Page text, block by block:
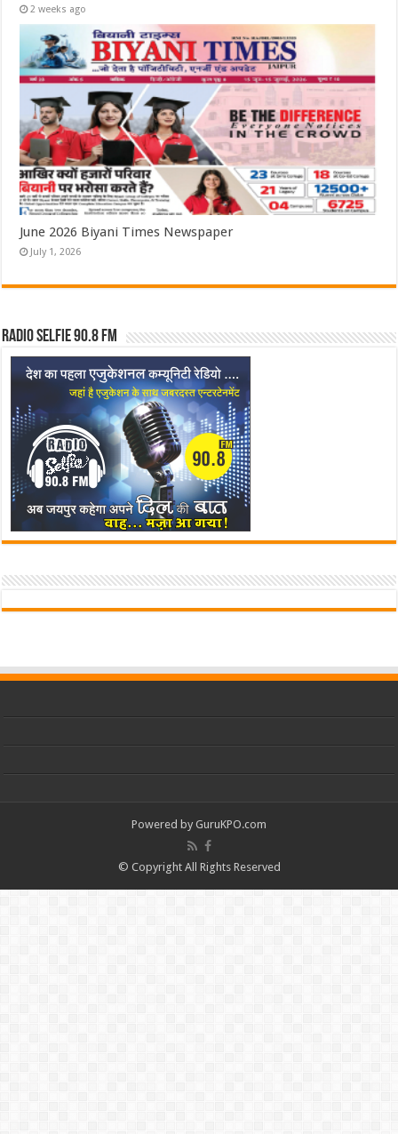
2 weeks ago
June 2026 Biyani Times Newspaper
July 1, 2026
Radio Selfie 90.8 FM
Powered by GuruKPO.com
© Copyright All Rights Reserved